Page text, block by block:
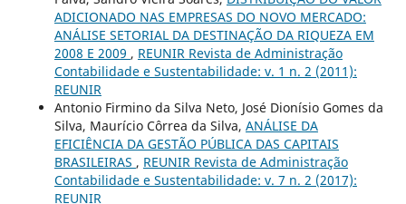
ADICIONADO NAS EMPRESAS DO NOVO MERCADO:
ANÁLISE SETORIAL DA DESTINAÇÃO DA RIQUEZA EM
2008 E 2009 , REUNIR Revista de Administração
Contabilidade e Sustentabilidade: v. 1 n. 2 (2011):
REUNIR
Antonio Firmino da Silva Neto, José Dionísio Gomes da
Silva, Maurício Côrrea da Silva, ANÁLISE DA
EFICIÊNCIA DA GESTÃO PÚBLICA DAS CAPITAIS
BRASILEIRAS , REUNIR Revista de Administração
Contabilidade e Sustentabilidade: v. 7 n. 2 (2017):
REUNIR